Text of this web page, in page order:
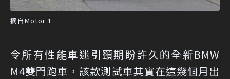
摘自Motor 1
令所有性能車迷引頸期盼許久的全新BMW
M4雙門跑車，該款測試車其實在這幾個月出